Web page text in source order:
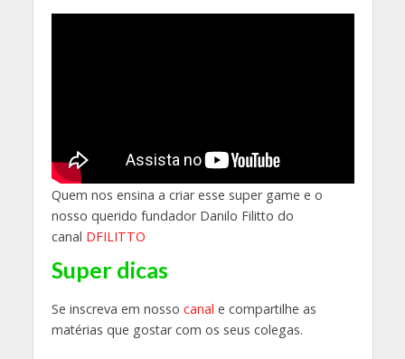
Quem nos ensina a criar esse super game e o
nosso querido fundador Danilo Filitto do
canal DFILITTO
Super dicas
Se inscreva em nosso canal e compartilhe as
matérias que gostar com os seus colegas.